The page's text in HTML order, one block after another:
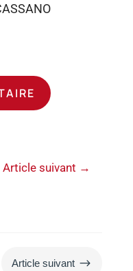
Article suivant →
Article suivant $